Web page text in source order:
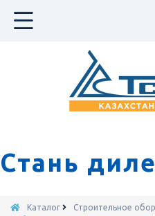
Стань
Каталог Строительное